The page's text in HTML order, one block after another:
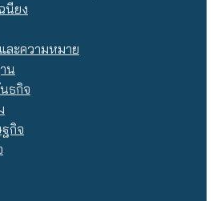
นียง
ะความหมาย
น
ธกิจ
กิจ